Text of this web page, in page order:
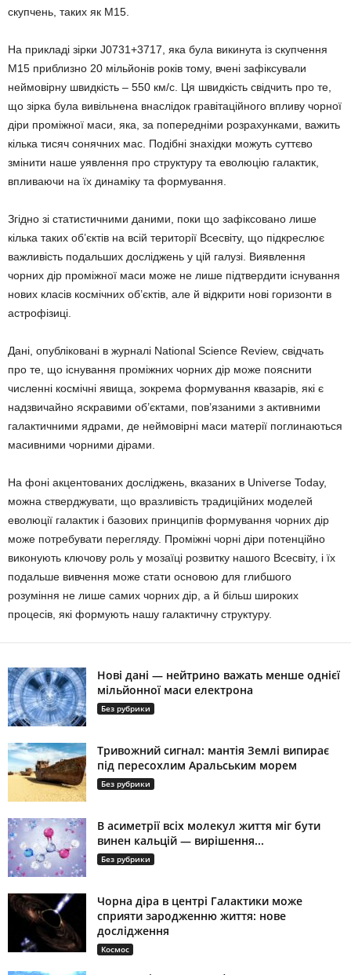
скупчень, таких як M15.
На прикладі зірки J0731+3717, яка була викинута із скупчення
M15 приблизно 20 мільйонів років тому, вчені зафіксували
неймовірну швидкість – 550 км/с. Ця швидкість свідчить про те,
що зірка була вивільнена внаслідок гравітаційного впливу чорної
діри проміжної маси, яка, за попередніми розрахунками, важить
кілька тисяч сонячних мас. Подібні знахідки можуть суттєво
змінити наше уявлення про структуру та еволюцію галактик,
впливаючи на їх динаміку та формування.
Згідно зі статистичними даними, поки що зафіксовано лише
кілька таких об’єктів на всій території Всесвіту, що підкреслює
важливість подальших досліджень у цій галузі. Виявлення
чорних дір проміжної маси може не лише підтвердити існування
нових класів космічних об’єктів, але й відкрити нові горизонти в
астрофізиці.
Дані, опубліковані в журналі National Science Review, свідчать
про те, що існування проміжних чорних дір може пояснити
численні космічні явища, зокрема формування квазарів, які є
надзвичайно яскравими об’єктами, пов’язаними з активними
галактичними ядрами, де неймовірні маси матерії поглинаються
масивними чорними дірами.
На фоні акцентованих досліджень, вказаних в Universe Today,
можна стверджувати, що вразливість традиційних моделей
еволюції галактик і базових принципів формування чорних дір
може потребувати перегляду. Проміжні чорні діри потенційно
виконують ключову роль у мозаїці розвитку нашого Всесвіту, і їх
подальше вивчення може стати основою для глибшого
розуміння не лише самих чорних дір, а й більш широких
процесів, які формують нашу галактичну структуру.
Нові дані — нейтрино важать менше однієї
мільйонної маси електрона
Без рубрики
Тривожний сигнал: мантія Землі випирає
під пересохлим Аральським морем
Без рубрики
В асиметрії всіх молекул життя міг бути
винен кальцій — вирішення...
Без рубрики
Чорна діра в центрі Галактики може
сприяти зародженню життя: нове
дослідження
Космос